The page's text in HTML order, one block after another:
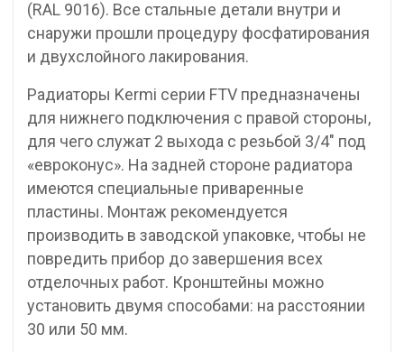
(RAL 9016). Все стальные детали внутри и
снаружи прошли процедуру фосфатирования
и двухслойного лакирования.
Радиаторы Kermi серии FTV предназначены
для нижнего подключения с правой стороны,
для чего служат 2 выхода с резьбой 3/4″ под
«евроконус». На задней стороне радиатора
имеются специальные приваренные
пластины. Монтаж рекомендуется
производить в заводской упаковке, чтобы не
повредить прибор до завершения всех
отделочных работ. Кронштейны можно
установить двумя способами: на расстоянии
30 или 50 мм.